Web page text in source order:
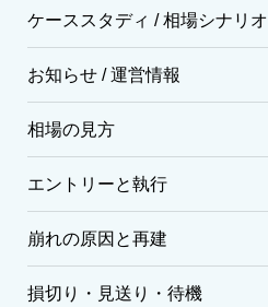
ケーススタディ / 相場シナリオ
お知らせ / 運営情報
相場の見方
エントリーと執行
崩れの原因と再建
損切り・見送り・待機